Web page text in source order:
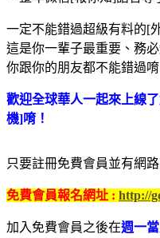
一定不能錯過超級有料的[
這是你一輩子最重要、務
你跟你的朋友都不能錯過唷
歡迎全球華人一起來上線
機]唷！
只要註冊免費會員並有網
免費會員報名網址 : http://
加入免費會員之後在週一